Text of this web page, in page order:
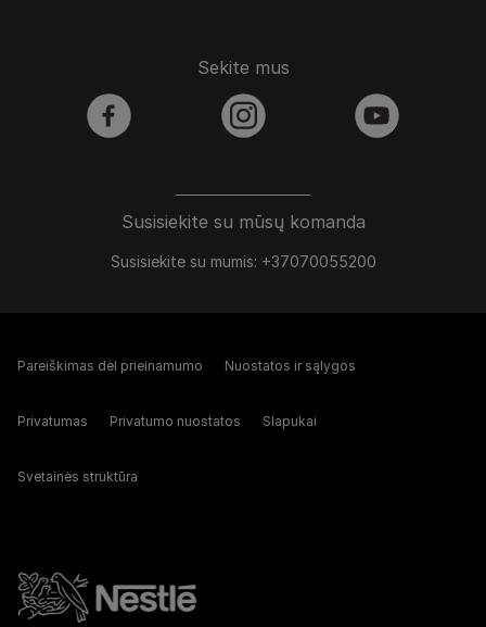
Susisiekite su mūsų komanda
Susisiekite su mumis: +37070055200
Sekite mus
facebook instagram youtube
Pareiškimas dėl prieinamumo Nuostatos ir sąlygos
Privatumas Privatumo nuostatos Slapukai
Svetainės struktūra